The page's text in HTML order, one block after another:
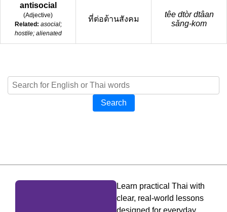
antisocial
(Adjective)
Related: asocial;
hostile; alienated
ที่ต่อต้านสังคม
têe dtòr dtâan
sǎng-kom
Search
Learn practical Thai with
clear, real-world lessons
designed for everyday